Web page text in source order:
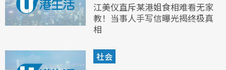
江美仪直斥某港姐食相难看无家
教！当事人手写信曝光揭终极真
相
社会